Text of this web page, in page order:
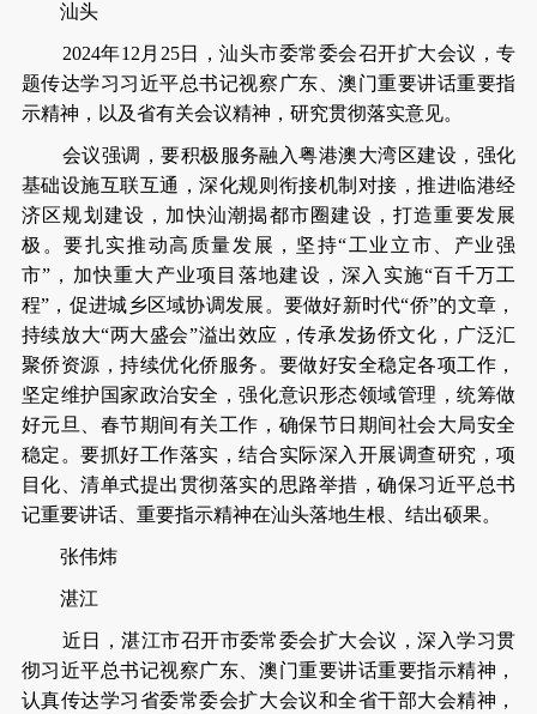
汕头
2024年12月25日，汕头市委常委会召开扩大会议，专
题传达学习习近平总书记视察广东、澳门重要讲话重要指
示精神，以及省有关会议精神，研究贯彻落实意见。
会议强调，要积极服务融入粤港澳大湾区建设，强化
基础设施互联互通，深化规则衔接机制对接，推进临港经
济区规划建设，加快汕潮揭都市圈建设，打造重要发展
极。要扎实推动高质量发展，坚持“工业立市、产业强
市”，加快重大产业项目落地建设，深入实施“百千万工
程”，促进城乡区域协调发展。要做好新时代“侨”的文章，
持续放大“两大盛会”溢出效应，传承发扬侨文化，广泛汇
聚侨资源，持续优化侨服务。要做好安全稳定各项工作，
坚定维护国家政治安全，强化意识形态领域管理，统筹做
好元旦、春节期间有关工作，确保节日期间社会大局安全
稳定。要抓好工作落实，结合实际深入开展调查研究，项
目化、清单式提出贯彻落实的思路举措，确保习近平总书
记重要讲话、重要指示精神在汕头落地生根、结出硕果。
张伟炜
湛江
近日，湛江市召开市委常委会扩大会议，深入学习贯
彻习近平总书记视察广东、澳门重要讲话重要指示精神，
认真传达学习省委常委会扩大会议和全省干部大会精神，